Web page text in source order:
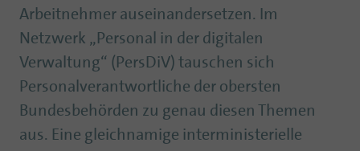
Arbeitnehmer auseinandersetzen. Im
Netzwerk „Personal in der digitalen
Verwaltung“ (PersDiV) tauschen sich
Personalverantwortliche der obersten
Bundesbehörden zu genau diesen Themen
aus. Eine gleichnamige interministerielle